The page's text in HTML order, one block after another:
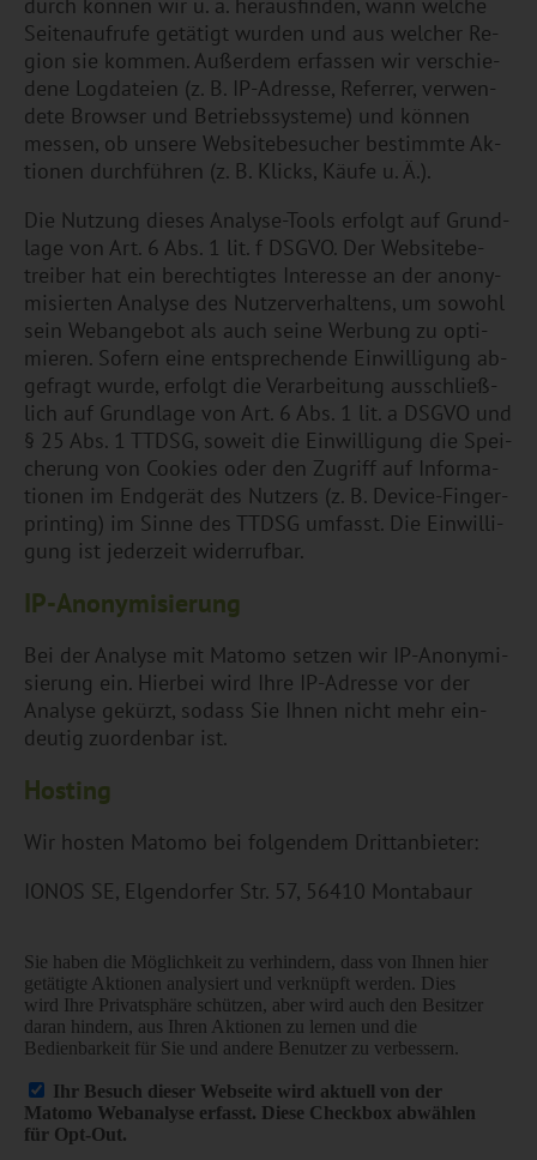
Sei­ten­auf­ru­fe ge­tä­tigt wur­den und aus wel­cher Re­
gi­on sie kom­men. Au­ßer­dem er­fas­sen wir ver­schie­
de­ne Log­da­tei­en (z. B. IP-Adres­se, Re­fer­rer, ver­wen­
de­te Brow­ser und Be­triebs­sys­te­me) und kön­nen
mes­sen, ob un­se­re Web­site­be­su­cher be­stimm­te Ak­
tio­nen durch­füh­ren (z. B. Klicks, Käufe u. Ä.).
Die Nut­zung die­ses Ana­ly­se-Tools er­folgt auf Grund­
la­ge von Art. 6 Abs. 1 lit. f DSGVO. Der Web­site­be­
trei­ber hat ein be­rech­tig­tes In­ter­es­se an der an­ony­
mi­sier­ten Ana­ly­se des Nut­zer­ver­hal­tens, um so­wohl
sein Web­an­ge­bot als auch seine Wer­bung zu op­ti­
mie­ren. So­fern eine ent­spre­chen­de Ein­wil­li­gung ab­
ge­fragt wurde, er­folgt die Ver­ar­bei­tung aus­schlie­ß­
lich auf Grund­la­ge von Art. 6 Abs. 1 lit. a DSGVO und
§ 25 Abs. 1 TTDSG, so­weit die Ein­wil­li­gung die Spei­
che­rung von Coo­kies oder den Zu­griff auf In­for­ma­
tio­nen im End­ge­rät des Nut­zers (z. B. De­vice-Fin­ger­
prin­ting) im Sinne des TTDSG um­fasst. Die Ein­wil­li­
gung ist je­der­zeit wi­der­ruf­bar.
IP-An­ony­mi­sie­rung
Bei der Ana­ly­se mit Ma­tomo set­zen wir IP-An­ony­mi­
sie­rung ein. Hier­bei wird Ihre IP-Adres­se vor der
Ana­ly­se ge­kürzt, so­dass Sie Ihnen nicht mehr ein­
deu­tig zu­or­den­bar ist.
Hos­ting
Wir hos­ten Ma­tomo bei fol­gen­dem Drit­t­an­bie­ter:
IONOS SE, El­gen­dor­fer Str. 57, 56410 Mon­ta­baur